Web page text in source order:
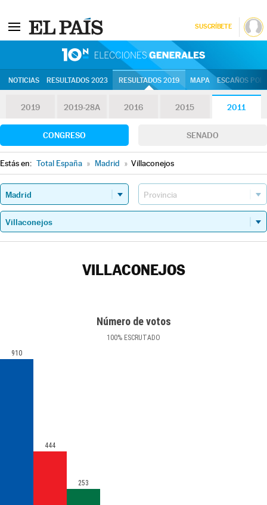
SUSCRÍBETE
NOTICIAS RESULTADOS 2023 RESULTADOS 2019 MAPA ESCAÑOS
2019 2019-28A 2016 2015 2011
CONGRESO SENADO
Estás en: Total España » Madrid » Villaconejos
VILLACONEJOS
Número de votos
100% ESCRUTADO
910
444
253